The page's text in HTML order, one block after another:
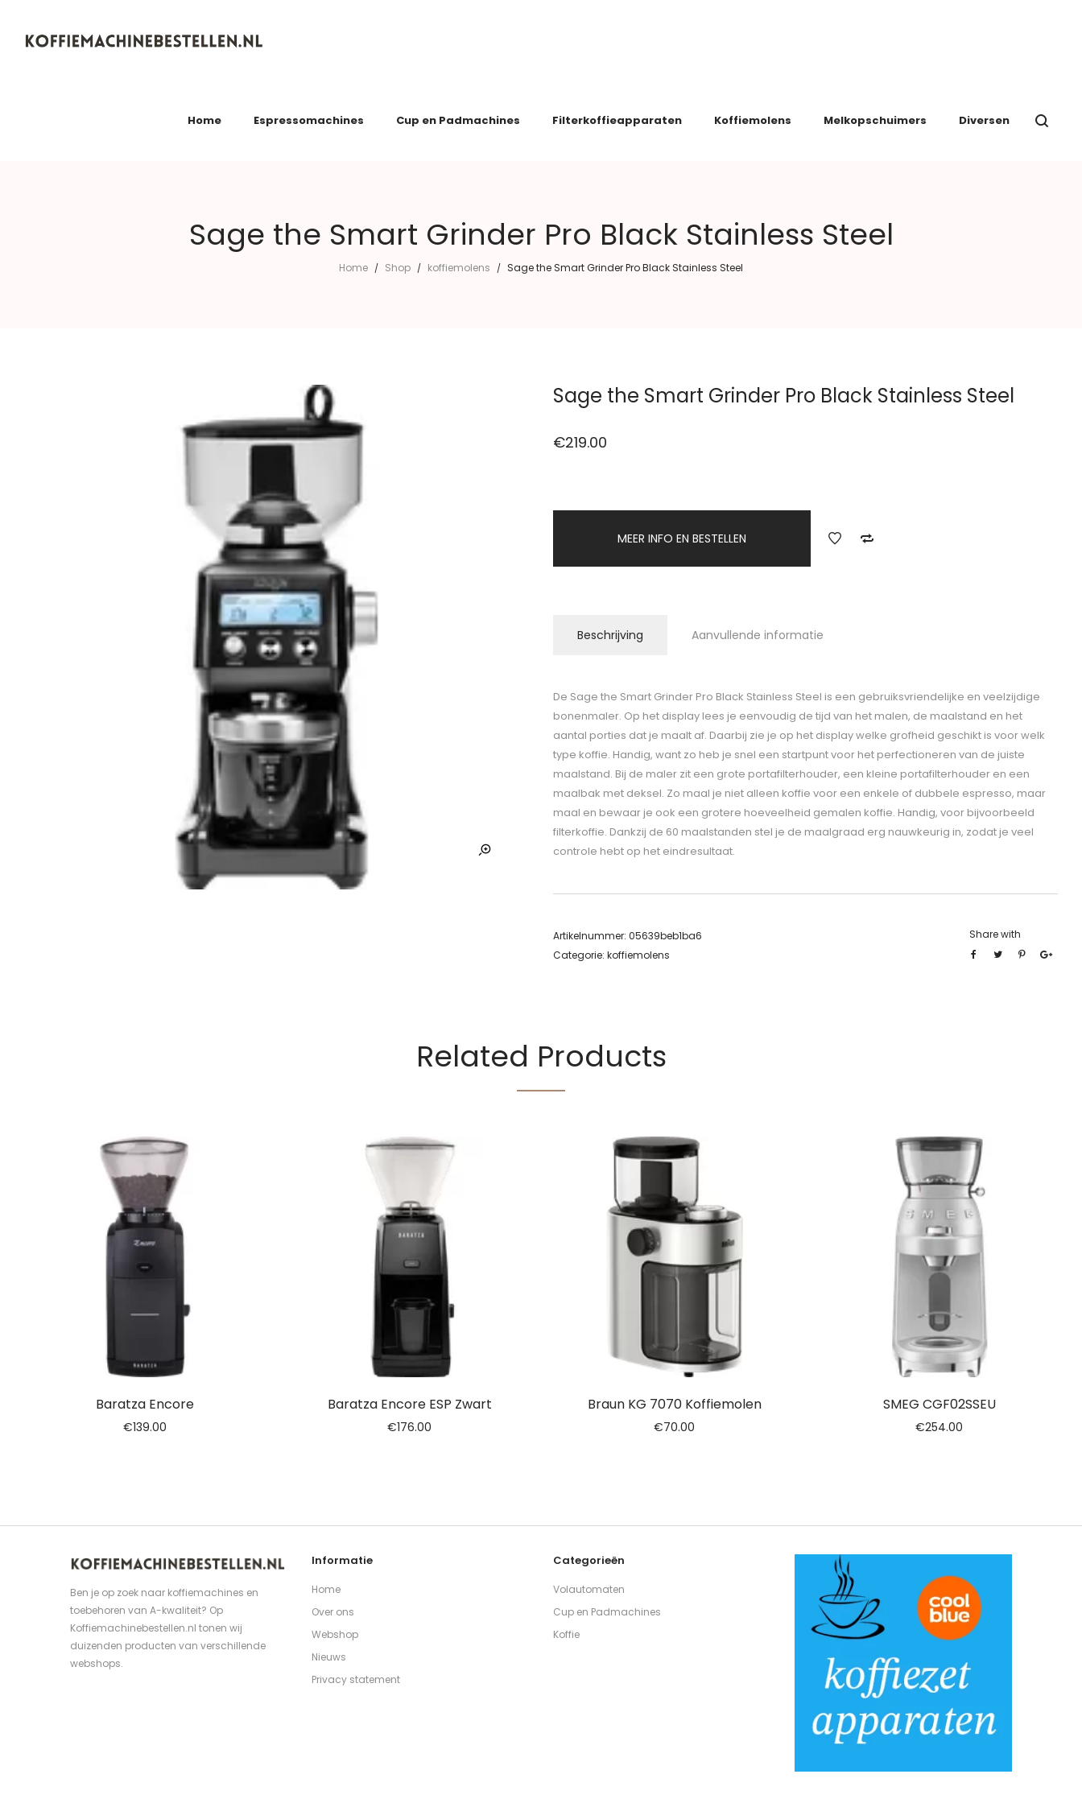
Home Espressomachines Cup en Padmachines Filterkoffieapparaten Koffiemolens Melkopschuimers Diversen
Sage the Smart Grinder Pro Black Stainless Steel
Home / Shop / koffiemolens / Sage the Smart Grinder Pro Black Stainless Steel
Sage the Smart Grinder Pro Black Stainless Steel
€219.00
MEER INFO EN BESTELLEN
Beschrijving Aanvullende informatie
De Sage the Smart Grinder Pro Black Stainless Steel is een gebruiksvriendelijke en veelzijdige
bonenmaler. Op het display lees je eenvoudig de tijd van het malen, de maalstand en het
aantal porties dat je maalt af. Daarbij zie je op het display welke grofheid geschikt is voor welk
type koffie. Handig, want zo heb je snel een startpunt voor het perfectioneren van de juiste
maalstand. Bij de maler zit een grote portafilterhouder, een kleine portafilterhouder en een
maalbak met deksel. Zo maal je niet alleen koffie voor een enkele of dubbele espresso, maar
maal en bewaar je ook een grotere hoeveelheid gemalen koffie. Handig, voor bijvoorbeeld
filterkoffie. Dankzij de 60 maalstanden stel je de maalgraad erg nauwkeurig in, zodat je veel
controle hebt op het eindresultaat.
Artikelnummer: 05639beb1ba6
Categorie: koffiemolens
Share with
Related Products
Baratza Encore
€139.00
Baratza Encore ESP Zwart
€176.00
Braun KG 7070 Koffiemolen
€70.00
SMEG CGF02SSEU
€254.00
Ben je op zoek naar koffiemachines en
toebehoren van A-kwaliteit? Op
Koffiemachinebestellen.nl tonen wij
duizenden producten van verschillende
webshops.
Informatie
Home
Over ons
Webshop
Nieuws
Privacy statement
Categorieën
Volautomaten
Cup en Padmachines
Koffie